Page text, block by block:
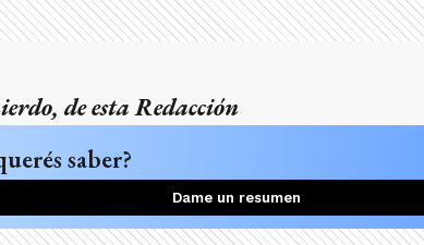
de esta Redacción
saber?
Dame un resumen